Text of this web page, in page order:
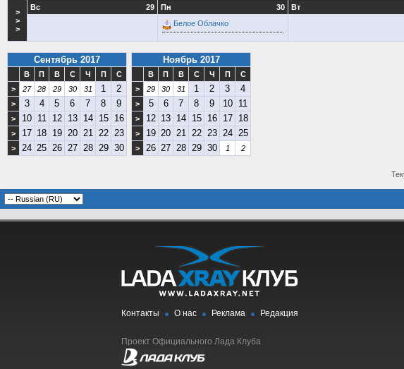
>
>
>
29
Вс 30
Пн
Белое Облачко
Вт
Сентябрь 2017
В П В С Ч П
С
>
27 28 29 30 31 1 2
> 3 4 5 6 7 8 9
> 10 11 12 13 14 15 16
> 17 18 19 20 21 22 23
> 24 25 26 27 28 29 30
Ноябрь 2017
В П В С Ч П
С
>
29 30 31 1 2 3 4
> 5 6 7 8 9 10 11
> 12 13 14 15 16 17 18
> 19 20 21 22 23 24 25
> 26 27 28 29 30 1 2
Контакты О нас Реклама Редакция
Проект Официального Лада Клуба